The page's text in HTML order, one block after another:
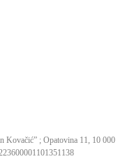
Kovačić” ; Opatovina 11, 10 000